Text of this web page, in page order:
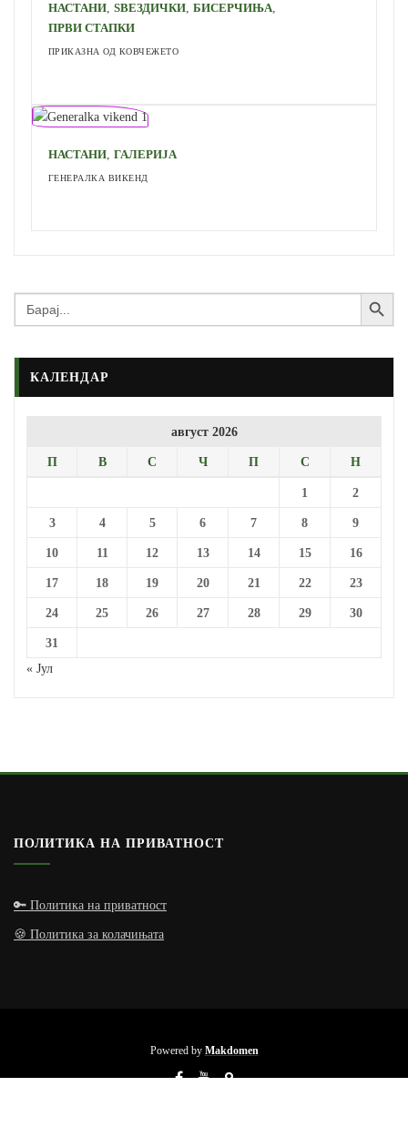
НАСТАНИ, ЅВЕЗДИЧКИ, БИСЕРЧИЊА,
ПРВИ СТАПКИ
ПРИКАЗНА ОД КОВЧЕЖЕТО
НАСТАНИ, ГАЛЕРИЈА
ГЕНЕРАЛКА ВИКЕНД
Search
for:
Search Button
КАЛЕНДАР
август 2026
П В С Ч П С Н
1 2
3 4 5 6 7 8 9
10 11 12 13 14 15 16
17 18 19 20 21 22 23
24 25 26 27 28 29 30
31
« Јул
ПОЛИТИКА НА ПРИВАТНОСТ
🔑 Политика на приватност
🍪 Политика за колачињата
Powered by Makdomen